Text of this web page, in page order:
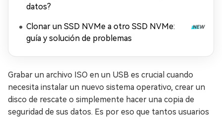
datos?
Clonar un SSD NVMe a otro SSD NVMe:
guía y solución de problemas
Grabar un archivo ISO en un USB es crucial cuando
necesita instalar un nuevo sistema operativo, crear un
disco de rescate o simplemente hacer una copia de
seguridad de sus datos. Es por eso que tantos usuarios